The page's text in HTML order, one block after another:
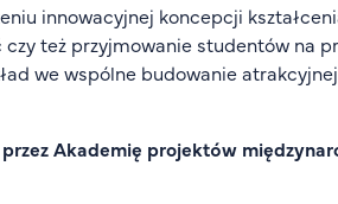
innowacyjnej koncepcji
też przyjmowanie studentów na
we wspólne budowanie
Akademię projektów